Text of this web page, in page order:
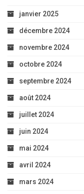
janvier 2025
décembre 2024
novembre 2024
octobre 2024
septembre 2024
août 2024
juillet 2024
juin 2024
mai 2024
avril 2024
mars 2024